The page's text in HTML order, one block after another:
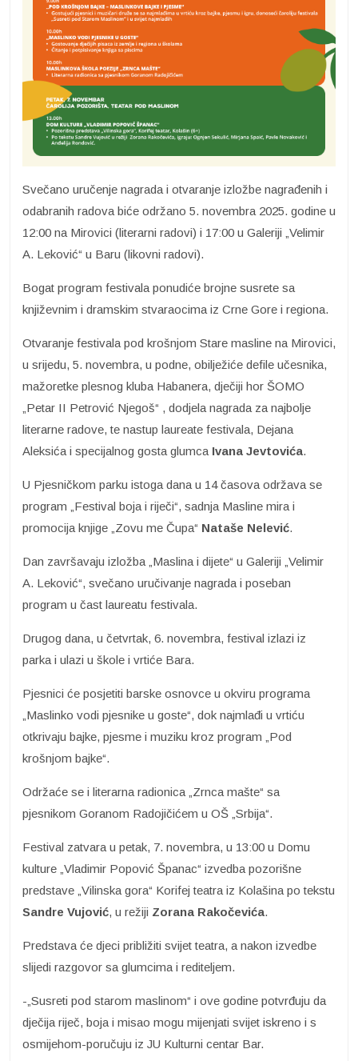
Svečano uručenje nagrada i otvaranje izložbe nagrađenih i
odabranih radova biće održano 5. novembra 2025. godine u
12:00 na Mirovici (literarni radovi) i 17:00 u Galeriji „Velimir
A. Leković“ u Baru (likovni radovi).
Bogat program festivala ponudiće brojne susrete sa
književnim i dramskim stvaraocima iz Crne Gore i regiona.
Otvaranje festivala pod krošnjom Stare masline na Mirovici,
u srijedu, 5. novembra, u podne, obilježiće defile učesnika,
mažoretke plesnog kluba Habanera, dječiji hor ŠOMO
„Petar II Petrović Njegoš“ , dodjela nagrada za najbolje
literarne radove, te nastup laureate festivala, Dejana
Aleksića i specijalnog gosta glumca Ivana Jevtovića.
U Pjesničkom parku istoga dana u 14 časova održava se
program „Festival boja i riječi“, sadnja Masline mira i
promocija knjige „Zovu me Čupa“ Nataše Nelević.
Dan završavaju izložba „Maslina i dijete“ u Galeriji „Velimir
A. Leković“, svečano uručivanje nagrada i poseban
program u čast laureatu festivala.
Drugog dana, u četvrtak, 6. novembra, festival izlazi iz
parka i ulazi u škole i vrtiće Bara.
Pjesnici će posjetiti barske osnovce u okviru programa
„Maslinko vodi pjesnike u goste“, dok najmlađi u vrtiću
otkrivaju bajke, pjesme i muziku kroz program „Pod
krošnjom bajke“.
Održaće se i literarna radionica „Zrnca mašte“ sa
pjesnikom Goranom Radojičićem u OŠ „Srbija“.
Festival zatvara u petak, 7. novembra, u 13:00 u Domu
kulture „Vladimir Popović Španac“ izvedba pozorišne
predstave „Vilinska gora“ Korifej teatra iz Kolašina po tekstu
Sandre Vujović, u režiji Zorana Rakočevića.
Predstava će djeci približiti svijet teatra, a nakon izvedbe
slijedi razgovor sa glumcima i rediteljem.
-„Susreti pod starom maslinom“ i ove godine potvrđuju da
dječija riječ, boja i misao mogu mijenjati svijet iskreno i s
osmijehom-poručuju iz JU Kulturni centar Bar.